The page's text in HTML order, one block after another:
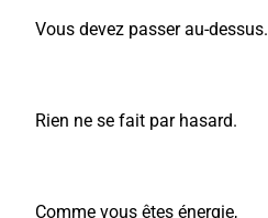
Vous devez passer au-dessus.
Rien ne se fait par hasard.
Comme vous êtes énergie,